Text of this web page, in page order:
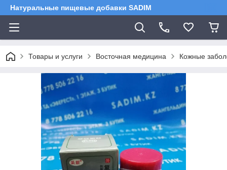
Натуральные пищевые добавки SADIM
Товары и услуги Восточная медицина Кожные